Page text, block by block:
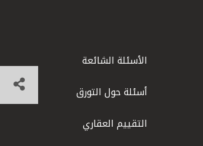
الأسئلة الشائعة
أسئلة حول التورق
التقييم العقاري